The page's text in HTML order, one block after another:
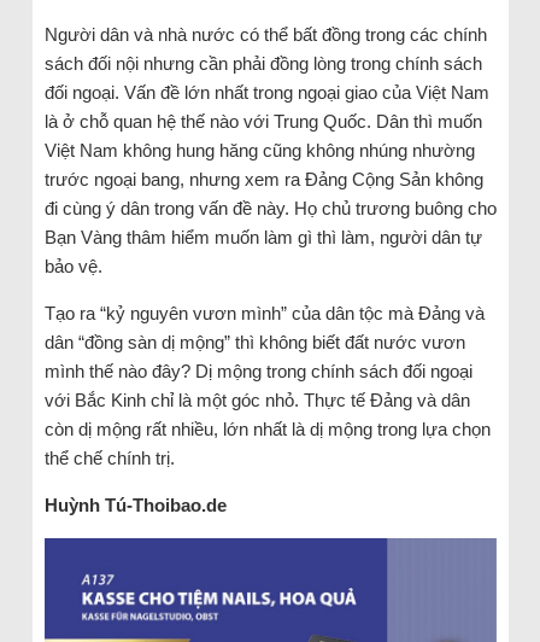
Người dân và nhà nước có thể bất đồng trong các chính
sách đối nội nhưng cần phải đồng lòng trong chính sách
đối ngoại. Vấn đề lớn nhất trong ngoại giao của Việt Nam
là ở chỗ quan hệ thế nào với Trung Quốc. Dân thì muốn
Việt Nam không hung hăng cũng không nhúng nhường
trước ngoại bang, nhưng xem ra Đảng Cộng Sản không
đi cùng ý dân trong vấn đề này. Họ chủ trương buông cho
Bạn Vàng thâm hiểm muốn làm gì thì làm, người dân tự
bảo vệ.
Tạo ra “kỷ nguyên vươn mình” của dân tộc mà Đảng và
dân “đồng sàn dị mộng” thì không biết đất nước vươn
mình thế nào đây? Dị mộng trong chính sách đối ngoại
với Bắc Kinh chỉ là một góc nhỏ. Thực tế Đảng và dân
còn dị mộng rất nhiều, lớn nhất là dị mộng trong lựa chọn
thể chế chính trị.
Huỳnh Tú-Thoibao.de